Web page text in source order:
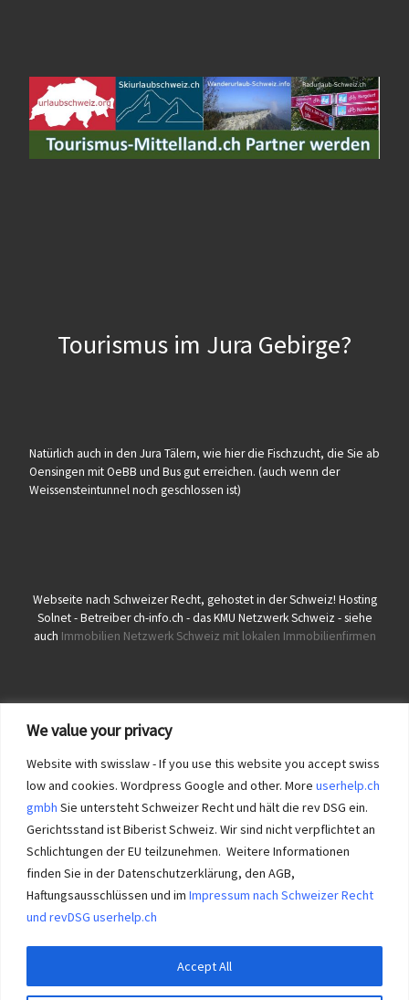
We value your privacy
Website with swisslaw - If you use this website you accept swiss
low and cookies. Wordpress Google and other. More userhelp.ch
gmbh Sie untersteht Schweizer Recht und hält die rev DSG ein.
Gerichtsstand ist Biberist Schweiz. Wir sind nicht verpflichtet an
Schlichtungen der EU teilzunehmen. Weitere Informationen
finden Sie in der Datenschutzerklärung, den AGB,
Haftungsausschlüssen und im Impressum nach Schweizer Recht
und revDSG userhelp.ch
Accept All
Tourismus im Jura Gebirge?
Natürlich auch in den Jura Tälern, wie hier die Fischzucht, die Sie ab
Oensingen mit OeBB und Bus gut erreichen. (auch wenn der
Weissensteintunnel noch geschlossen ist)
Webseite nach Schweizer Recht, gehostet in der Schweiz! Hosting
Solnet - Betreiber ch-info.ch - das KMU Netzwerk Schweiz - siehe
auch Immobilien Netzwerk Schweiz mit lokalen Immobilienfirmen
© 2026Tourismus Jura– Alle Rechte vorbehalten